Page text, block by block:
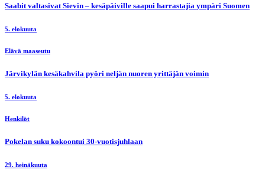
Saabit valtasivat Sievin – kesäpäiville saapui harrastajia ympäri Suomen
5. elokuuta
Elävä maaseutu
Järvikylän kesäkahvila pyöri neljän nuoren yrittäjän voimin
5. elokuuta
Henkilöt
Pokelan suku kokoontui 30-vuotisjuhlaan
29. heinäkuuta